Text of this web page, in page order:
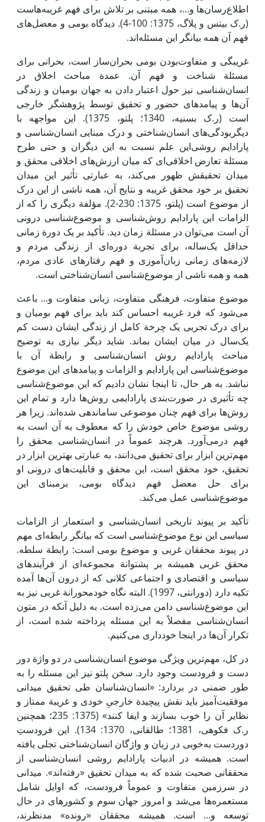
اطلاع‌رسان‌ها و...، همه مبتنی بر تلاش برای فهم غریبه‌هاست
(ر.ک بیتس و پلاگ، 1375: 100-4). دیدگاه بومی و معضل‌های
فهم آن همه بیانگر ‌این مسئله‌اند.
غریبگی و متفاوت‌بودن بومی بحران‌ساز است، بحرانی برای
مسئلة شناخت و فهم آن. عمدة مباحث اخلاق در
انسان‌شناسی نیز حول اعتبار دادن به جهان بومیان و زندگی
آن‌ها و پیامدهای حضور و تحقیق توسط پژوهشگر خارجی
است (ر.ک بسنیه، 1340؛ پلتو، 1375).‌ این مواجهه با
دیگربودگی‌های انسان‌شناختی و درک مبنایی انسان‌شناسی و
پارادایم روشی‌این علم نسبت به‌ این دیگران و حتی طرح
مسئلة تعارض اخلاقی‌ای که میان ارزش‌های اخلاقی محقق و
میدان تحقیقش ظهور می‌کند، به عبارتی تأثیر ‌این میدان
تحقیق بر خود محقق غریبه و نتایج آن، همه ناشی از‌ این درک
از موضوع است (پلتو، 1375: 230-2). مؤلفة دیگری را که از
الزامات ‌این پارادایم روش‌شناسی و موضوع‌شناسی درونی
آن است می‌توان در مسئلة زمان دید. تأکید بر یک دورة زمانی
حداقل یک‌ساله، برای تجربة دوره‌ای از زندگی مردم و
لازمه‌های زمانی زبان‌آموزی و فهم رفتارهای عادی مردم،
همه و همه ناشی از موضوع‌شناسی انسان‌شناختی است.
موضوع متفاوت، فرهنگی متفاوت، زبانی متفاوت و... باعث
می‌شود که فرد غریبه احساس کند باید برای فهم بومیان و
برای درک تجربی یک چرخة کامل از زندگی‌ ایشان دست کم
یک‌سال در میان ایشان بماند. شاید دیگر نیازی به توضیح
مباحث پارادایم روش انسان‌شناسی و رابطة آن با
موضوع‌شناسی ‌این پارادایم و الزامات و پیامدهای‌ این موضوع
نباشد. به هر حال، تا ‌اینجا نشان دادیم که ‌این موضوع‌شناسی
چه تأثیری در صورت‌بندی پارادایمی‌ روش‌ها دارد و تمام ‌این
روش‌ها برای فهم چنان موضوعی ساماندهی شده‌اند. زیرا هر
روشی موضوع خاص خودش را که معطوف به آن است به
فهم درمی‌آورد. هرچند عموماً در انسان‌شناسی محقق را
مهم‌ترین ابزار برای تحقیق می‌دانند، به عبارتی بهترین ابزار در
تحقیق، خود محقق است،‌ این محقق و قابلیت‌های درونی او
برای حل معضل فهم دیدگاه بومی، برمبنای ‌این
موضوع‌شناسی عمل می‌کند.
تأکید بر پیوند تاریخی انسان‌شناسی و استعمار از الزامات
سیاسی این نوع موضوع‌شناسی است که بیانگر رابطه‌ای مهم
در پیوند محققان غربی و موضوع بومی ‌است: رابطة سلطه.
محقق غربی همیشه بر پشتوانة مجموعه‌ای از فرآیندهای
سیاسی و اقتصادی و اجتماعی کلانی که از درون آن‌ها آمده
تکیه دارد (دورانتی، 1997). البته نگاه خودمحورانة غربی نیز به
این موضوع‌شناسی دامن می‌زده است. به دلیل آنکه در متون
انسان‌شناسی مفصلاً به این مسئله پرداخته شده ‌است، از
تکرار آن‌ها در اینجا خودداری می‌کنیم.
در کل، مهم‌ترین ویژگی موضوع انسان‌شناسی در دو واژة دور
دست و فرودست وجود دارد. سخن پلتو نیز ‌این مسئله را به
طور ضمنی در بردارد: «انسان‌شناسان طی تحقیق میدانی
موفقیت‌آمیز باید نقش پیچیدة خارجیِ خودی و غریبة ممتاز و
نظایر آن را خوب بسازند و ‌ایفا کنند» (1375: 235؛ همچنین
ر.ک فکوهی، 1381؛ طالقانی، 1370: 134). ‌این فرودستِ
دوردست به‌خوبی در زبان و واژگان انسان‌شناختی تجلی یافته
است. همیشه در ادبیات پارادایم روشی انسان‌شناسی از
محققانی صحبت شده که به میدان تحقیق «رفته‌اند». میدانی
در سرزمین متفاوت و عموماً فرودست، که اوایل شامل
مستعمره‌ها می‌شد و امروز جهان سوم و کشورهای در حال
توسعه و... است. همیشه محققان «رونده» مدنظر‌ند،